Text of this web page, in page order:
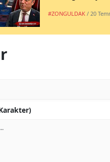
#ZONGULDAK / 20